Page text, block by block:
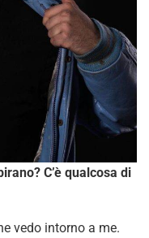
C’è qualcosa di
vedo intorno a me.